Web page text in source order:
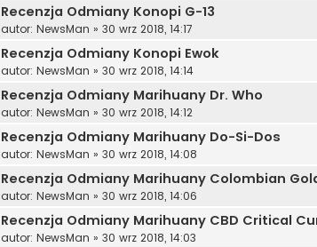
Recenzja Odmiany Konopi G-13
autor: NewsMan » 30 wrz 2018, 14:17
Recenzja Odmiany Konopi Ewok
autor: NewsMan » 30 wrz 2018, 14:14
Recenzja Odmiany Marihuany Dr. Who
autor: NewsMan » 30 wrz 2018, 14:12
Recenzja Odmiany Marihuany Do-Si-Dos
autor: NewsMan » 30 wrz 2018, 14:08
Recenzja Odmiany Marihuany Colombian
autor: NewsMan » 30 wrz 2018, 14:06
Recenzja Odmiany Marihuany CBD Critical
autor: NewsMan » 30 wrz 2018, 14:03